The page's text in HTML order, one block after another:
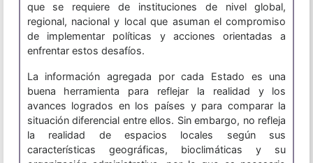
que se requiere de instituciones de nivel global,
regional, nacional y local que asuman el compromiso
de implementar políticas y acciones orientadas a
enfrentar estos desafíos.
La información agregada por cada Estado es una
buena herramienta para reflejar la realidad y los
avances logrados en los países y para comparar la
situación diferencial entre ellos. Sin embargo, no refleja
la realidad de espacios locales según sus
características geográficas, bioclimáticas y su